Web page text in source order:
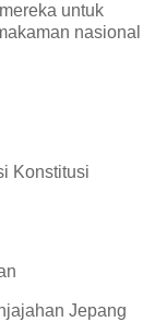
untuk
nasional
Konstitusi
Jepang